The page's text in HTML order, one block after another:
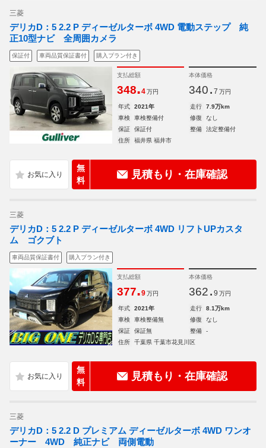
三菱
デリカD：5 2.2 P ディーゼルターボ 4WD 電動ステップ 純
正10型ナビ 全周囲カメラ
保証付 車両品質保証書付 購入プラン付き
支払総額
348.4 万円
本体価格
340. 7 万円
年式 2021年 走行
7.9万km
車検
車検整備付 修復
なし
保証
保証付 整備
法定整備付
住所
福井県 福井市
無
料
見積もり・在庫確認
三菱
デリカD：5 2.2 P ディーゼルターボ 4WD リフトUPカスタ
ム ゴクブト
車両品質保証書付 購入プラン付き
支払総額
377.9 万円
本体価格
362. 9 万円
年式 2021年 走行
8.1万km
車検
車検整備無 修復
なし
保証
保証無 整備
-
住所
千葉県 千葉市花見川区
無
料
見積もり・在庫確認
三菱
デリカD：5 2.2 D プレミアム ディーゼルターボ 4WD ワンオ
ーナー 4WD 純正ナビ 両側電動